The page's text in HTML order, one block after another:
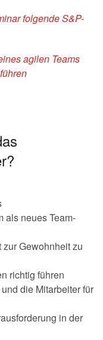
folgende S&P-
agilen Teams
als neues Team-
Gewohnheit zu
richtig führen
die Mitarbeiter für
in der